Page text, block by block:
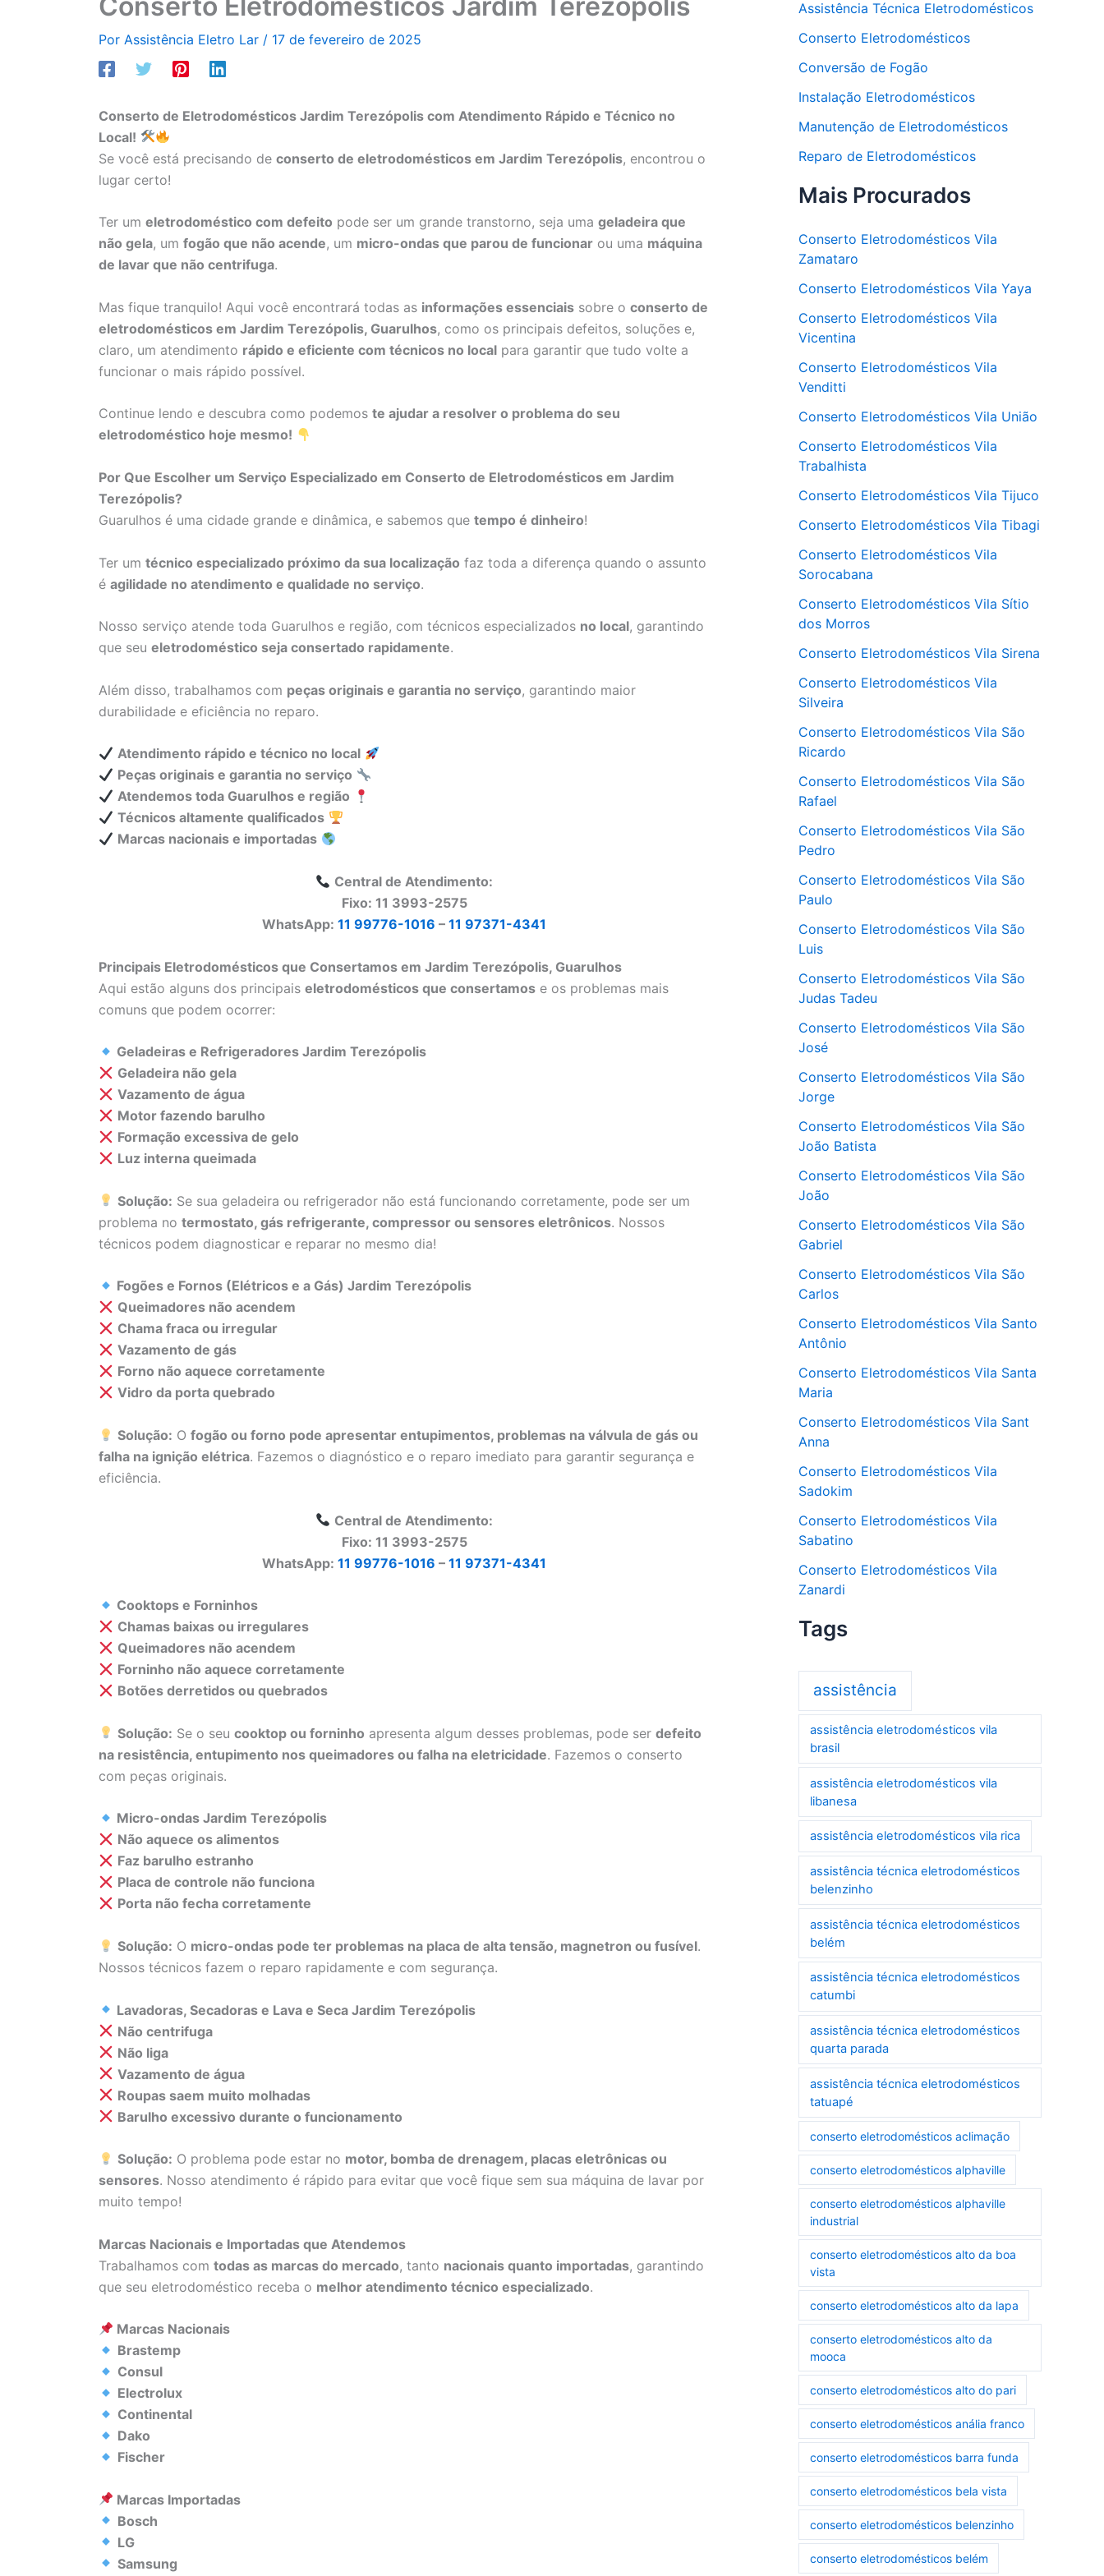
Por Assistência Eletro Lar / 17 de fevereiro de 2025
Conserto de Eletrodomésticos Jardim Terezópolis com Atendimento Rápido e Técnico no
Local!
Se você está precisando de conserto de eletrodomésticos em Jardim Terezópolis, encontrou o
lugar certo!
Ter um eletrodoméstico com defeito pode ser um grande transtorno, seja uma geladeira que
não gela, um fogão que não acende, um micro-ondas que parou de funcionar ou uma máquina
de lavar que não centrifuga.
Mas fique tranquilo! Aqui você encontrará todas as informações essenciais sobre o conserto de
eletrodomésticos em Jardim Terezópolis, Guarulhos, como os principais defeitos, soluções e,
claro, um atendimento rápido e eficiente com técnicos no local para garantir que tudo volte a
funcionar o mais rápido possível.
Continue lendo e descubra como podemos te ajudar a resolver o problema do seu
eletrodoméstico hoje mesmo!
Por Que Escolher um Serviço Especializado em Conserto de Eletrodomésticos em Jardim
Terezópolis?
Guarulhos é uma cidade grande e dinâmica, e sabemos que tempo é dinheiro!
Ter um técnico especializado próximo da sua localização faz toda a diferença quando o assunto
é agilidade no atendimento e qualidade no serviço.
Nosso serviço atende toda Guarulhos e região, com técnicos especializados no local, garantindo
que seu eletrodoméstico seja consertado rapidamente.
Além disso, trabalhamos com peças originais e garantia no serviço, garantindo maior
durabilidade e eficiência no reparo.
Atendimento rápido e técnico no local
Peças originais e garantia no serviço
Atendemos toda Guarulhos e região
Técnicos altamente qualificados
Marcas nacionais e importadas
Central de Atendimento:
Fixo: 11 3993-2575
WhatsApp: 11 99776-1016 – 11 97371-4341
Principais Eletrodomésticos que Consertamos em Jardim Terezópolis, Guarulhos
Aqui estão alguns dos principais eletrodomésticos que consertamos e os problemas mais
comuns que podem ocorrer:
Geladeiras e Refrigeradores Jardim Terezópolis
Geladeira não gela
Vazamento de água
Motor fazendo barulho
Formação excessiva de gelo
Luz interna queimada
Solução: Se sua geladeira ou refrigerador não está funcionando corretamente, pode ser um
problema no termostato, gás refrigerante, compressor ou sensores eletrônicos. Nossos
técnicos podem diagnosticar e reparar no mesmo dia!
Fogões e Fornos (Elétricos e a Gás) Jardim Terezópolis
Queimadores não acendem
Chama fraca ou irregular
Vazamento de gás
Forno não aquece corretamente
Vidro da porta quebrado
Solução: Ofogão ou forno pode apresentar entupimentos, problemas na válvula de gás ou
falha na ignição elétrica. Fazemos o diagnóstico e o reparo imediato para garantir segurança e
eficiência.
Central de Atendimento:
Fixo: 11 3993-2575
WhatsApp: 11 99776-1016 – 11 97371-4341
Cooktops e Forninhos
Chamas baixas ou irregulares
Queimadores não acendem
Forninho não aquece corretamente
Botões derretidos ou quebrados
Solução: Se o seucooktop ou forninho apresenta algum desses problemas, pode serdefeito
na resistência, entupimento nos queimadores ou falha na eletricidade. Fazemos o conserto
com peças originais.
Micro-ondas Jardim Terezópolis
Não aquece os alimentos
Faz barulho estranho
Placa de controle não funciona
Porta não fecha corretamente
Solução: O micro-ondas pode ter problemas na placa de alta tensão, magnetron ou fusível.
Nossos técnicos fazem o reparo rapidamente e com segurança.
Lavadoras, Secadoras e Lava e Seca Jardim Terezópolis
Não centrifuga
Não liga
Vazamento de água
Roupas saem muito molhadas
Barulho excessivo durante o funcionamento
Solução: O problema pode estar no motor, bomba de drenagem, placas eletrônicas ou
sensores. Nosso atendimento é rápido para evitar que você fique sem sua máquina de lavar por
muito tempo!
Marcas Nacionais e Importadas que Atendemos
Trabalhamos com todas as marcas do mercado, tanto nacionais quanto importadas, garantindo
que seu eletrodoméstico receba o melhor atendimento técnico especializado.
Marcas Nacionais
Brastemp
Consul
Electrolux
Continental
Dako
Fischer
Marcas Importadas
Bosch
LG
Samsung
Assistência Técnica Eletrodomésticos
Conserto Eletrodomésticos
Conversão de Fogão
Instalação Eletrodomésticos
Manutenção de Eletrodomésticos
Reparo de Eletrodomésticos
Mais Procurados
Conserto Eletrodomésticos Vila
Zamataro
Conserto Eletrodomésticos Vila Yaya
Conserto Eletrodomésticos Vila
Vicentina
Conserto Eletrodomésticos Vila
Venditti
Conserto Eletrodomésticos Vila União
Conserto Eletrodomésticos Vila
Trabalhista
Conserto Eletrodomésticos Vila Tijuco
Conserto Eletrodomésticos Vila Tibagi
Conserto Eletrodomésticos Vila
Sorocabana
Conserto Eletrodomésticos Vila Sítio
dos Morros
Conserto Eletrodomésticos Vila Sirena
Conserto Eletrodomésticos Vila
Silveira
Conserto Eletrodomésticos Vila São
Ricardo
Conserto Eletrodomésticos Vila São
Rafael
Conserto Eletrodomésticos Vila São
Pedro
Conserto Eletrodomésticos Vila São
Paulo
Conserto Eletrodomésticos Vila São
Luis
Conserto Eletrodomésticos Vila São
Judas Tadeu
Conserto Eletrodomésticos Vila São
José
Conserto Eletrodomésticos Vila São
Jorge
Conserto Eletrodomésticos Vila São
João Batista
Conserto Eletrodomésticos Vila São
João
Conserto Eletrodomésticos Vila São
Gabriel
Conserto Eletrodomésticos Vila São
Carlos
Conserto Eletrodomésticos Vila Santo
Antônio
Conserto Eletrodomésticos Vila Santa
Maria
Conserto Eletrodomésticos Vila Sant
Anna
Conserto Eletrodomésticos Vila
Sadokim
Conserto Eletrodomésticos Vila
Sabatino
Conserto Eletrodomésticos Vila
Zanardi
Tags
assistência
assistência eletrodomésticos vila
brasil
assistência eletrodomésticos vila
libanesa
assistência eletrodomésticos vila rica
assistência técnica eletrodomésticos
belenzinho
assistência técnica eletrodomésticos
belém
assistência técnica eletrodomésticos
catumbi
assistência técnica eletrodomésticos
quarta parada
assistência técnica eletrodomésticos
tatuapé
conserto eletrodomésticos aclimação
conserto eletrodomésticos alphaville
conserto eletrodomésticos alphaville
industrial
conserto eletrodomésticos alto da boa
vista
conserto eletrodomésticos alto da lapa
conserto eletrodomésticos alto da
mooca
conserto eletrodomésticos alto do pari
conserto eletrodomésticos anália franco
conserto eletrodomésticos barra funda
conserto eletrodomésticos bela vista
conserto eletrodomésticos belenzinho
conserto eletrodomésticos belém